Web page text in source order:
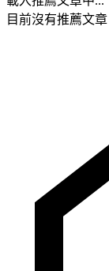
目前沒有推薦文章